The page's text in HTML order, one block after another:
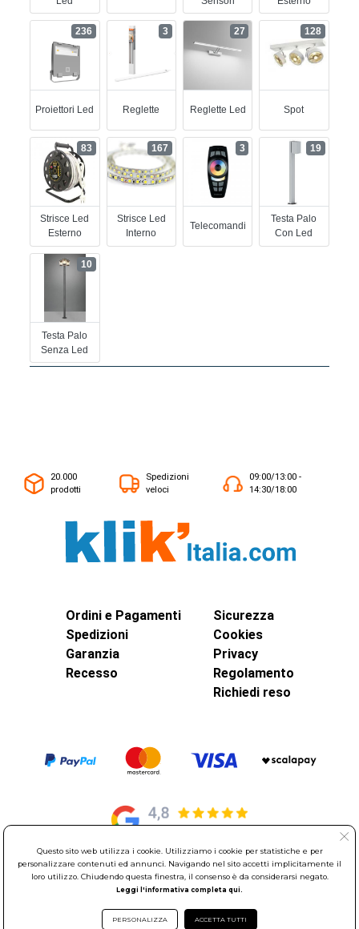
Proiettori Led
236
Reglette
3
Reglette Led
27
Spot
128
Strisce Led
Esterno
83
Strisce Led
Interno
167
Telecomandi
3
Testa Palo
Con Led
19
Testa Palo
Senza Led
10
20.000
prodotti
Spedizioni
veloci
09:00/13:00 -
14:30/18:00
Ordini e Pagamenti
Spedizioni
Garanzia
Recesso
Sicurezza
Cookies
Privacy
Regolamento
Richiedi reso
© Elettroservice Spa - Sede Legale: Via Leonardo da Vinci, 40 -
00015 Monterotondo Scalo (RM)
Partita Iva: 01586761007 - Codice Fiscale: 06634500588 Capitale
Sociale 1.600.000,00 Euro i.v. Iscritto al Registro delle Imprese di
Questo sito web utilizza i cookie. Utilizziamo i cookie per statistiche e per
personalizzare contenuti ed annunci. Navigando nel sito accetti implicitamente il
loro utilizzo. Chiudendo questa finestra, il consenso è da considerarsi negato.
Leggi l'informativa completa qui.
PERSONALIZZA ACCETTA TUTTI